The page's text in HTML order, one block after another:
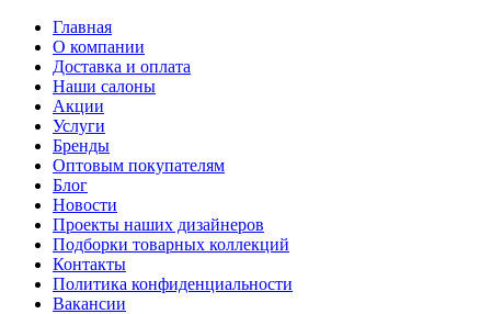
Главная
О компании
Доставка и оплата
Наши cалоны
Акции
Услуги
Бренды
Оптовым покупателям
Блог
Новости
Проекты наших дизайнеров
Подборки товарных коллекций
Контакты
Политика конфиденциальности
Вакансии